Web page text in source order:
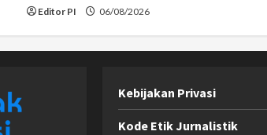
Editor PI 06/08/2026
Kebijakan Privasi
Kode Etik Jurnalistik